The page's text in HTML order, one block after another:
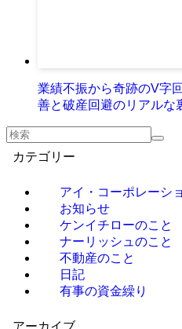
業績不振から奇跡のV字
善と破産回避のリアルな
カテゴリー
アイ・コーポレーシ
お知らせ
ケンイチローのこと
ナーリッシュのこと
不動産のこと
日記
有事の資金繰り
アーカイブ